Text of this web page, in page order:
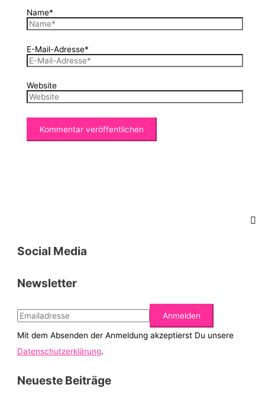
Name*
E-Mail-Adresse*
Website
Social Media
Newsletter
Mit dem Absenden der Anmeldung akzeptierst Du unsere
Datenschutzerklärung.
Neueste Beiträge